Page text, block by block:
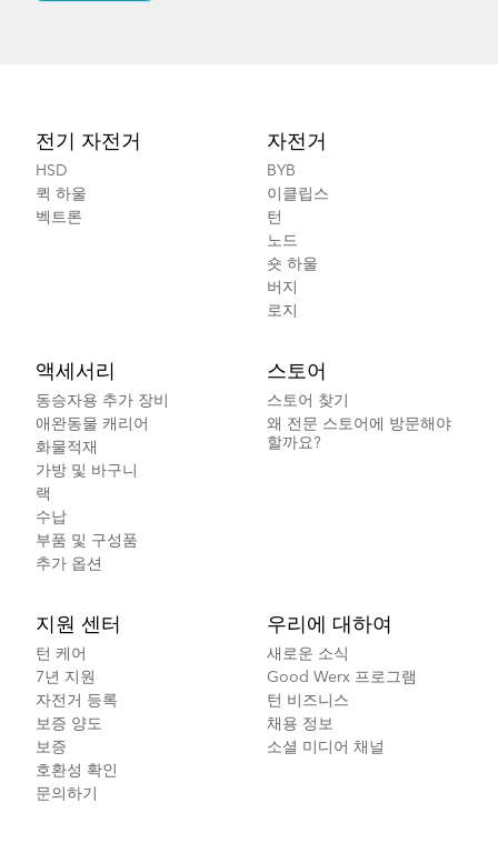
전기 자전거
HSD
퀵 하울
벡트론
자전거
BYB
이클립스
턴
노드
숏 하울
버지
로지
액세서리
동승자용 추가 장비
애완동물 캐리어
화물적재
가방 및 바구니
랙
수납
부품 및 구성품
추가 옵션
스토어
스토어 찾기
왜 전문 스토어에 방문해야
할까요?
지원 센터
턴 케어
7년 지원
자전거 등록
보증 양도
보증
호환성 확인
문의하기
우리에 대하여
새로운 소식
Good Werx 프로그램
턴 비즈니스
채용 정보
소셜 미디어 채널